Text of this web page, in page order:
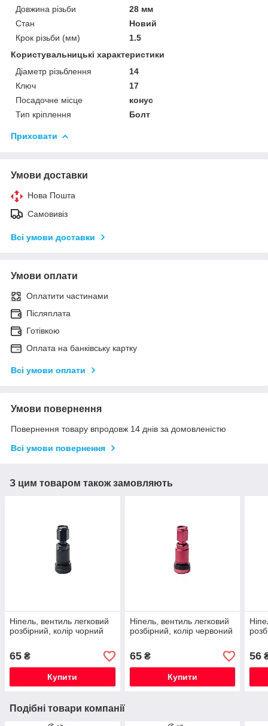
Довжина різьби
28 мм
Стан
Новий
Крок різьби (мм)
1.5
Користувальницькі характеристики
Діаметр різьблення
14
Ключ
17
Посадочне місце
конус
Тип кріплення
Болт
Приховати
Умови доставки
Нова Пошта
Самовивіз
Всі умови доставки
Умови оплати
Оплатити частинами
Післяплата
Готівкою
Оплата на банківську картку
Всі умови оплати
Умови повернення
Повернення товару впродовж 14 днів за домовленістю
Всі умови повернення
З цим товаром також замовляють
Ніпель, вентиль легковий
розбірний, колір чорний
65 ₴
Купити
Ніпель, вентиль легковий
розбірний, колір червоний
65₴
Купити
56
Подібні товари компанії